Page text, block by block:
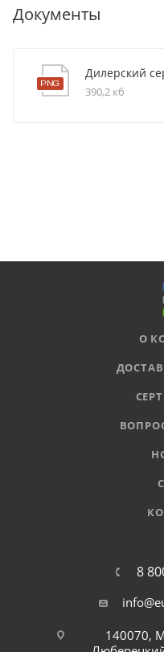
Документы
Дилерский
390,2 кб
О
8
140070,